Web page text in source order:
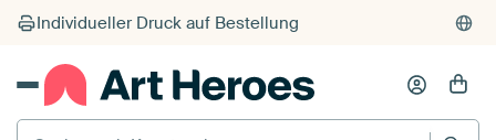
Suche nach Kunstwerken